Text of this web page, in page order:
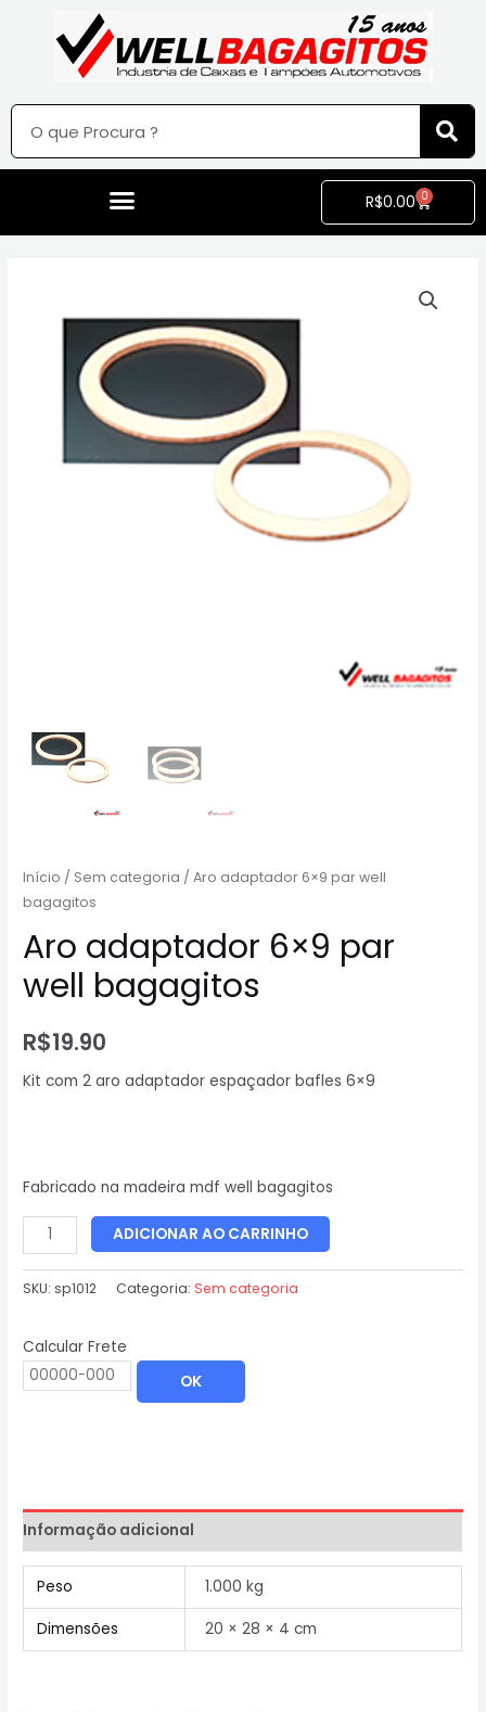
R$0.00 0
Início / Sem categoria / Aro adaptador 6×9 par well
bagagitos
Aro adaptador 6×9 par
well bagagitos
R$19.90
Kit com 2 aro adaptador espaçador bafles 6×9
Fabricado na madeira mdf well bagagitos
ADICIONAR AO CARRINHO
SKU:sp1012 Categoria: Sem categoria
Calcular Frete
OK
Informação adicional
Peso 1.000 kg
Dimensões 20 × 28 × 4 cm